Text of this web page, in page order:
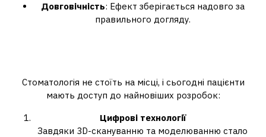
Довговічність: Ефект зберігається надовго за
правильного догляду.
Стоматологія не стоїть на місці, і сьогодні пацієнти
мають доступ до найновіших розробок:
Цифрові технології
Завдяки 3D-скануванню та моделюванню стало